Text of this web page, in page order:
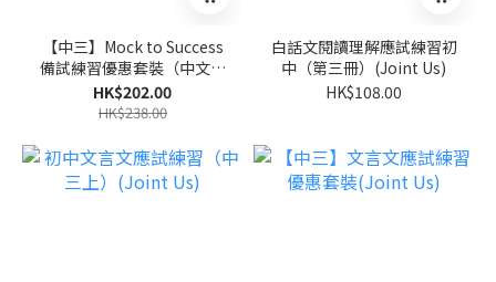
【中三】Mock to Success
備試練習優惠套裝（中文及
數學）(Joint Us)
HK$202.00
HK$238.00
白話文閱讀理解應試練習初
中（第三冊）(Joint Us)
HK$108.00